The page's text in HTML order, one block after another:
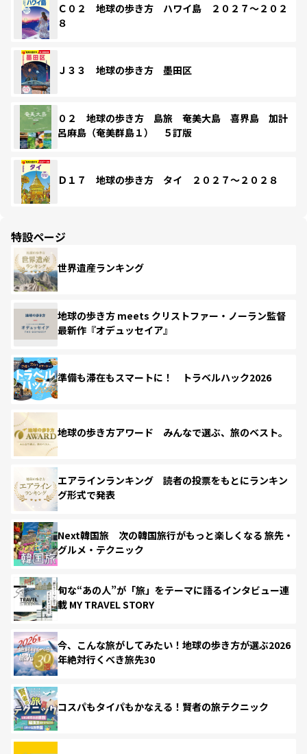
Ｃ０２ 地球の歩き方 ハワイ島 ２０２７～２０２
８
Ｊ３３ 地球の歩き方 墨田区
０２ 地球の歩き方 島旅 奄美大島 喜界島 加計
呂麻島（奄美群島１） ５訂版
Ｄ１７ 地球の歩き方 タイ ２０２７～２０２８
特設ページ
世界遺産ランキング
地球の歩き方 meets クリストファー・ノーラン監督
最新作『オデュッセイア』
準備も滞在もスマートに！ トラベルハック2026
地球の歩き方アワード みんなで選ぶ、旅のベスト。
エアラインランキング 読者の投票をもとにランキン
グ形式で発表
Next韓国旅 次の韓国旅行がもっと楽しくなる 旅先・
グルメ・テクニック
旬な“あの人”が「旅」をテーマに語るインタビュー連
載 MY TRAVEL STORY
今、こんな旅がしてみたい！地球の歩き方が選ぶ2026
年絶対行くべき旅先30
コスパもタイパもかなえる！賢者の旅テクニック